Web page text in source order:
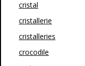
cristal
cristallerie
cristalleries
crocodile